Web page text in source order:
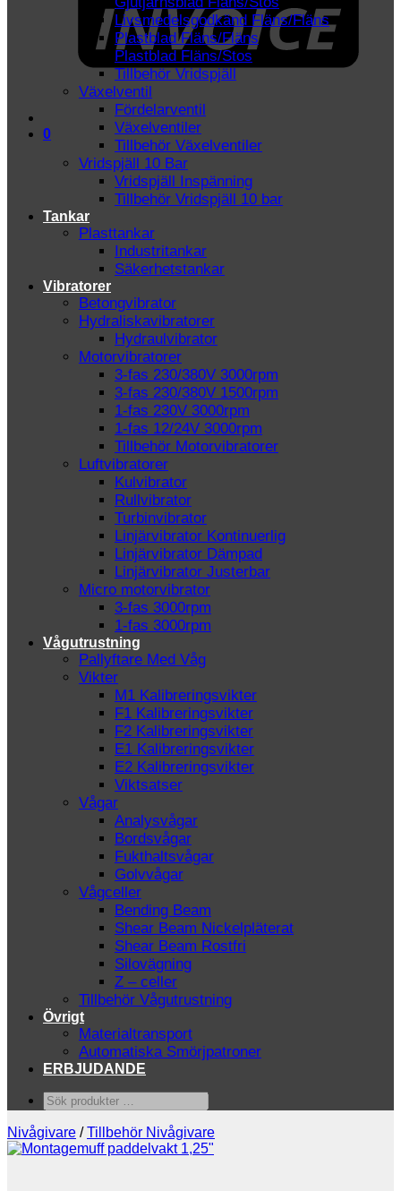
0
Livsmedelsgodkänd Fläns/Fläns
Plastblad Fläns/Fläns
Plastblad Fläns/Stos
Tillbehör Vridspjäll
Växelventil
Fördelarventil
Växelventiler
Tillbehör Växelventiler
Vridspjäll 10 Bar
Vridspjäll Inspänning
Tillbehör Vridspjäll 10 bar
Tankar
Plasttankar
Industritankar
Säkerhetstankar
Vibratorer
Betongvibrator
Hydraliskavibratorer
Hydraulvibrator
Motorvibratorer
3-fas 230/380V 3000rpm
3-fas 230/380V 1500rpm
1-fas 230V 3000rpm
1-fas 12/24V 3000rpm
Tillbehör Motorvibratorer
Luftvibratorer
Kulvibrator
Rullvibrator
Turbinvibrator
Linjärvibrator Kontinuerlig
Linjärvibrator Dämpad
Linjärvibrator Justerbar
Micro motorvibrator
3-fas 3000rpm
1-fas 3000rpm
Vågutrustning
Pallyftare Med Våg
Vikter
M1 Kalibreringsvikter
F1 Kalibreringsvikter
F2 Kalibreringsvikter
E1 Kalibreringsvikter
E2 Kalibreringsvikter
Viktsatser
Vågar
Analysvågar
Bordsvågar
Fukthaltsvågar
Golvvågar
Vågceller
Bending Beam
Shear Beam Nickelpläterat
Shear Beam Rostfri
Silovägning
Z – celler
Tillbehör Vågutrustning
Övrigt
Materialtransport
Automatiska Smörjpatroner
ERBJUDANDE
Sök
produkter
…
Nivågivare / Tillbehör Nivågivare